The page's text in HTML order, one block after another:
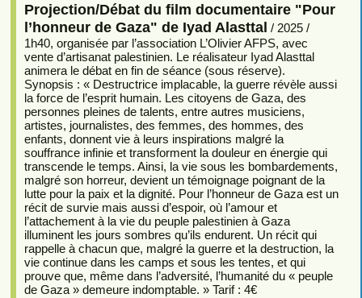
Projection/Débat du film documentaire "Pour
l’honneur de Gaza" de Iyad Alasttal / 2025 /
1h40, organisée par l’association L’Olivier AFPS, avec
vente d’artisanat palestinien. Le réalisateur Iyad Alasttal
animera le débat en fin de séance (sous réserve).
Synopsis : « Destructrice implacable, la guerre révèle aussi
la force de l’esprit humain. Les citoyens de Gaza, des
personnes pleines de talents, entre autres musiciens,
artistes, journalistes, des femmes, des hommes, des
enfants, donnent vie à leurs inspirations malgré la
souffrance infinie et transforment la douleur en énergie qui
transcende le temps. Ainsi, la vie sous les bombardements,
malgré son horreur, devient un témoignage poignant de la
lutte pour la paix et la dignité. Pour l’honneur de Gaza est un
récit de survie mais aussi d’espoir, où l’amour et
l’attachement à la vie du peuple palestinien à Gaza
illuminent les jours sombres qu’ils endurent. Un récit qui
rappelle à chacun que, malgré la guerre et la destruction, la
vie continue dans les camps et sous les tentes, et qui
prouve que, même dans l’adversité, l’humanité du « peuple
de Gaza » demeure indomptable. » Tarif : 4€